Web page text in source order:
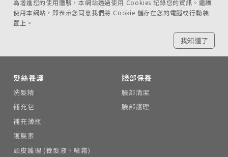
為增進您的使用體驗，本網站透過使用 Cookies 記錄您的資訊。繼續
使用本網站，即表示您同意我們將 Cookie 儲存在您的電腦或行動裝
置上。
我知道了
髮絲養護
洗髮精
補充包
補充薄瓶
護髮素
頭皮護理 (養髮液、噴霧)
臉部保養
臉部清潔
臉部護理